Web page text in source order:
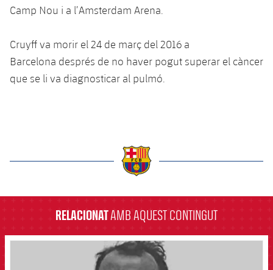
Jugadors
Calendari
Resultats
Notícies
Voleibol masculí
Voleibol femení
Apunta't a les amateurs
Apunta't a les amateurs
Carnet de l'Esportista Amateur
PLUSICON
MÉS
League of Legends
Camp Nou i a l’Amsterdam Arena.
Cruyff va morir el 24 de març del 2016 a
Barcelona després de no haver pogut superar el càncer
que se li va diagnosticar al pulmó.
RELACIONATAMB AQUEST CONTINGUT
FCB Barcelona badge